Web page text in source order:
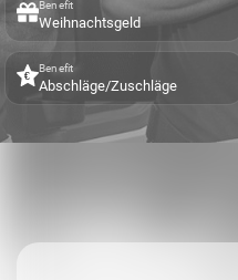
Benefit
Weihnachtsgeld
Benefit
Abschläge/Zuschläge